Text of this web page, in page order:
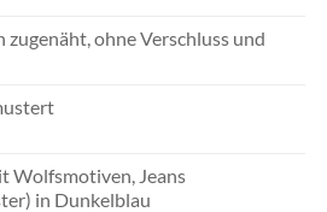
ohne Verschluss und
Wolfsmotiven, Jeans
in Dunkelblau